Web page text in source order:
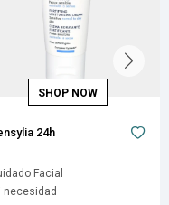
24h
Facial
necesidad